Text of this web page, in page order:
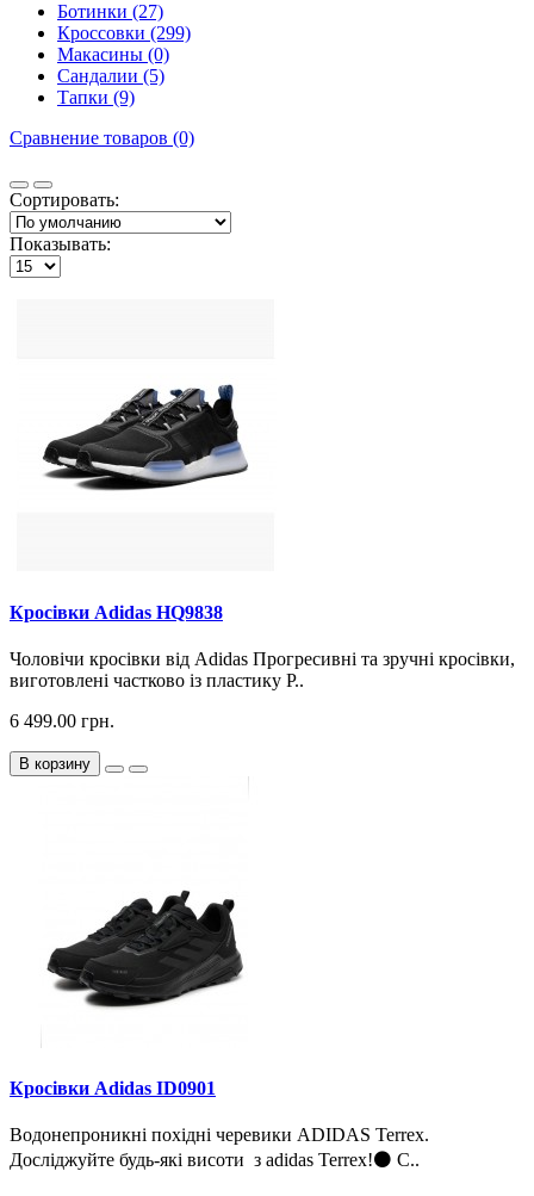
Ботинки (27)
Кроссовки (299)
Макасины (0)
Сандалии (5)
Тапки (9)
Сравнение товаров (0)
Сортировать:
Показывать:
Кросiвки Adidas HQ9838
Чоловічи кросiвки вiд Adidas Прогресивні та зручні кросівки,
виготовлені частково із пластику P..
6 499.00 грн.
В корзину
Кросiвки Adidas ID0901
Водонепроникні похідні черевики ADIDAS Terrex.
Досліджуйте будь-які висоти з adidas Terrex!⚫ С..